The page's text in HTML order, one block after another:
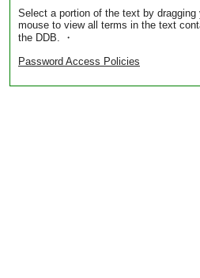
Select a portion of the text by dragging
mouse to view all terms in the text
the DDB. ・
Password Access Policies